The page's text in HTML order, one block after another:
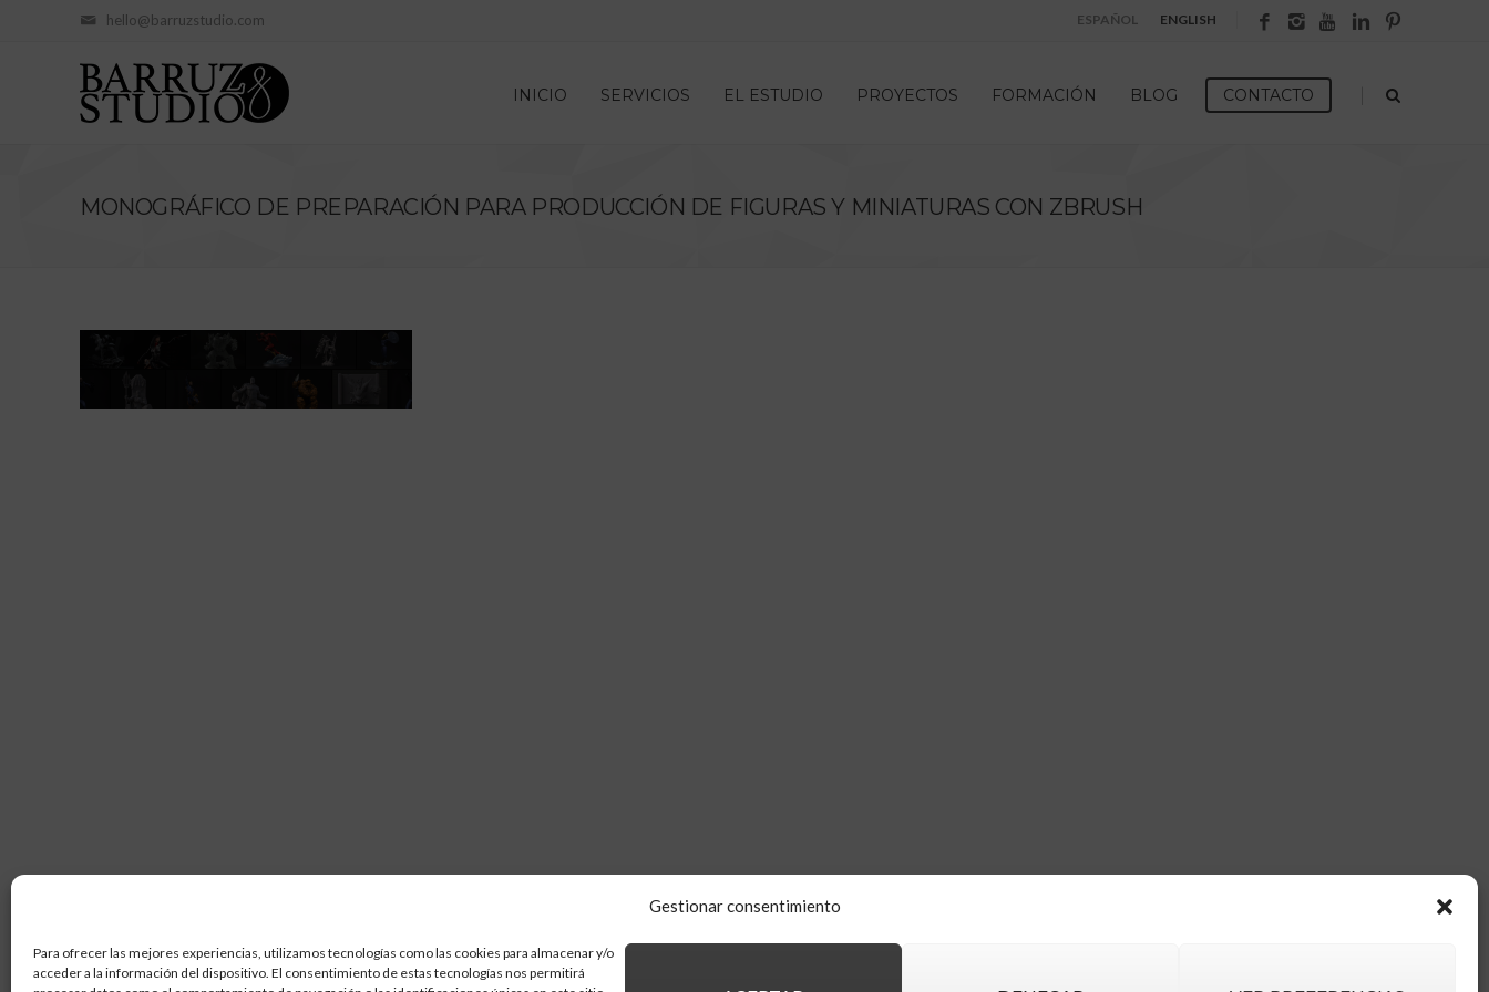
Gestionar consentimiento
Para ofrecer las mejores experiencias, utilizamos tecnologías como las cookies para almacenar y/o
acceder a la información del dispositivo. El consentimiento de estas tecnologías nos permitirá
hello@barruzstudio.com ESPAÑOL ENGLISH
INICIO SERVICIOS EL ESTUDIO PROYECTOS FORMACIÓN BLOG CONTACTO
MONOGRÁFICO DE PREPARACIÓN PARA PRODUCCIÓN DE FIGURAS Y MINIATURAS CON ZBRUSH